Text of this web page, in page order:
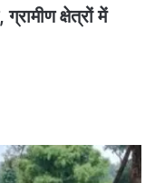
क्षेत्रों में